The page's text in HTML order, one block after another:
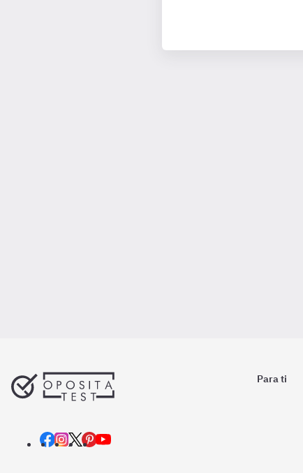
Para ti